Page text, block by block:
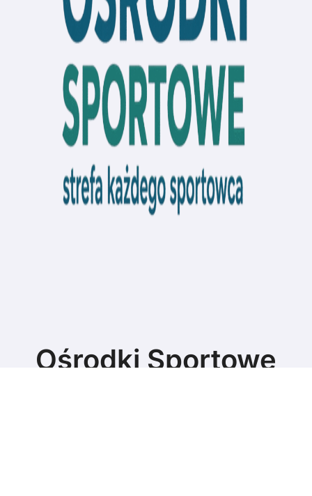
Ośrodki Sportowe